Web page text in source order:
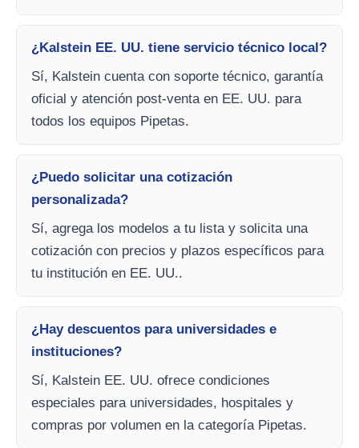
¿Kalstein EE. UU. tiene servicio técnico local?
Sí, Kalstein cuenta con soporte técnico, garantía
oficial y atención post-venta en EE. UU. para
todos los equipos Pipetas.
¿Puedo solicitar una cotización
personalizada?
Sí, agrega los modelos a tu lista y solicita una
cotización con precios y plazos específicos para
tu institución en EE. UU..
¿Hay descuentos para universidades e
instituciones?
Sí, Kalstein EE. UU. ofrece condiciones
especiales para universidades, hospitales y
compras por volumen en la categoría Pipetas.